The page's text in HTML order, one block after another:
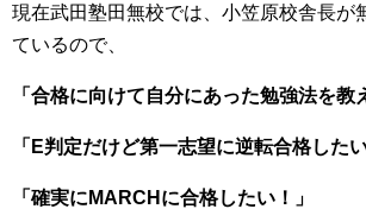
現在武田塾田無校では、小笠原校舎長が
ているので、
「合格に向けて自分にあった勉強法を教
「E判定だけど第一志望に逆転合格したい
「確実にMARCHに合格したい！」